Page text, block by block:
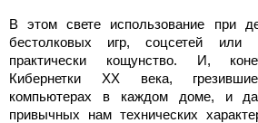
В этом свете использование при
бестолковых игр, соцсетей или
практически кощунство. И,
Кибернетки XX века,
компьютерах в каждом доме, и
привычных нам технических